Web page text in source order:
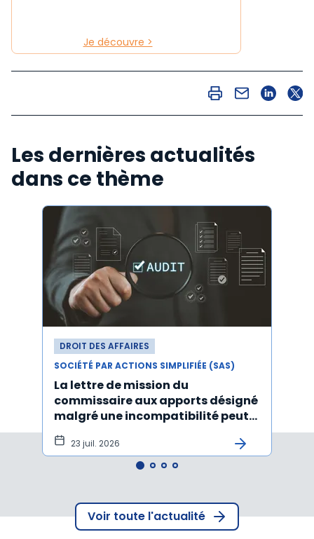
Je découvre >
Les dernières actualités
dans ce thème
DROIT DES AFFAIRES
SOCIÉTÉ PAR ACTIONS SIMPLIFIÉE (SAS)
La lettre de mission du
commissaire aux apports désigné
malgré une incompatibilité peut
être annulée
23 juil. 2026
Voir toute l'actualité